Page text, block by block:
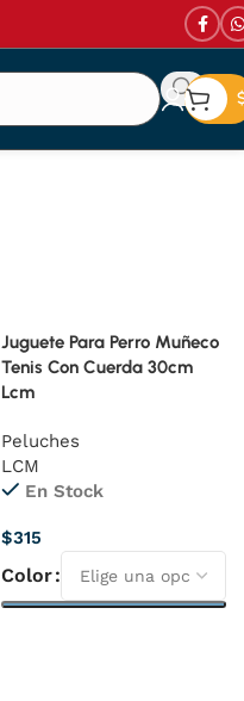
Juguete Para Perro Muñeco
Tenis Con Cuerda 30cm
Lcm
Peluches
LCM
En Stock
$315
Color